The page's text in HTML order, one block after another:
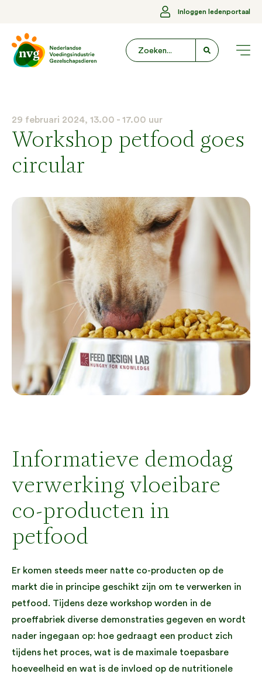
Inloggen ledenportaal
29 februari 2024, 13.00 - 17.00 uur
Workshop petfood goes
circular
Informatieve demodag
verwerking vloeibare
co-producten in
petfood
Er komen steeds meer natte co-producten op de
markt die in principe geschikt zijn om te verwerken in
petfood. Tijdens deze workshop worden in de
proeffabriek diverse demonstraties gegeven en wordt
nader ingegaan op: hoe gedraagt een product zich
tijdens het proces, wat is de maximale toepasbare
hoeveelheid en wat is de invloed op de nutritionele